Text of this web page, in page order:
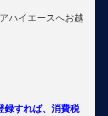
ハイエースへお越
録すれば、消費税